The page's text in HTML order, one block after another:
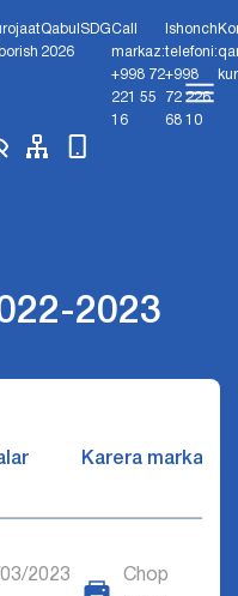
Qabul
2026
SDGCall
markaz:
+998 72
221 55
16
Ishonch
telefoni:
+998
72 226
68 10
2023
Karera markazi
2023
Chop